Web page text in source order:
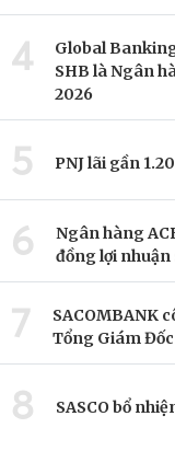
4
Global
SHB là Ngân
2026
5 PNJ lãi gần
6
Ngân hàng
đồng lợi
7
SACOMBANK
Tổng Giám Đốc
8 SASCO bổ